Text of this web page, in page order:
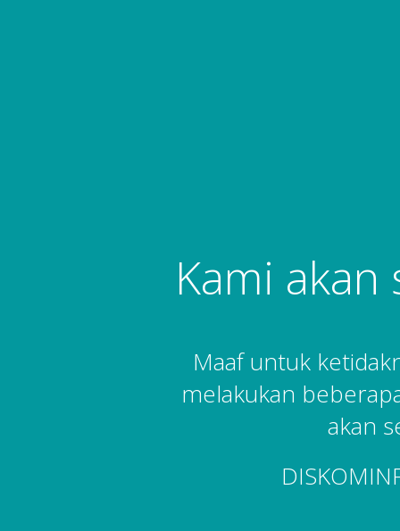
Kami akan
Maaf untuk
melakukan
akan